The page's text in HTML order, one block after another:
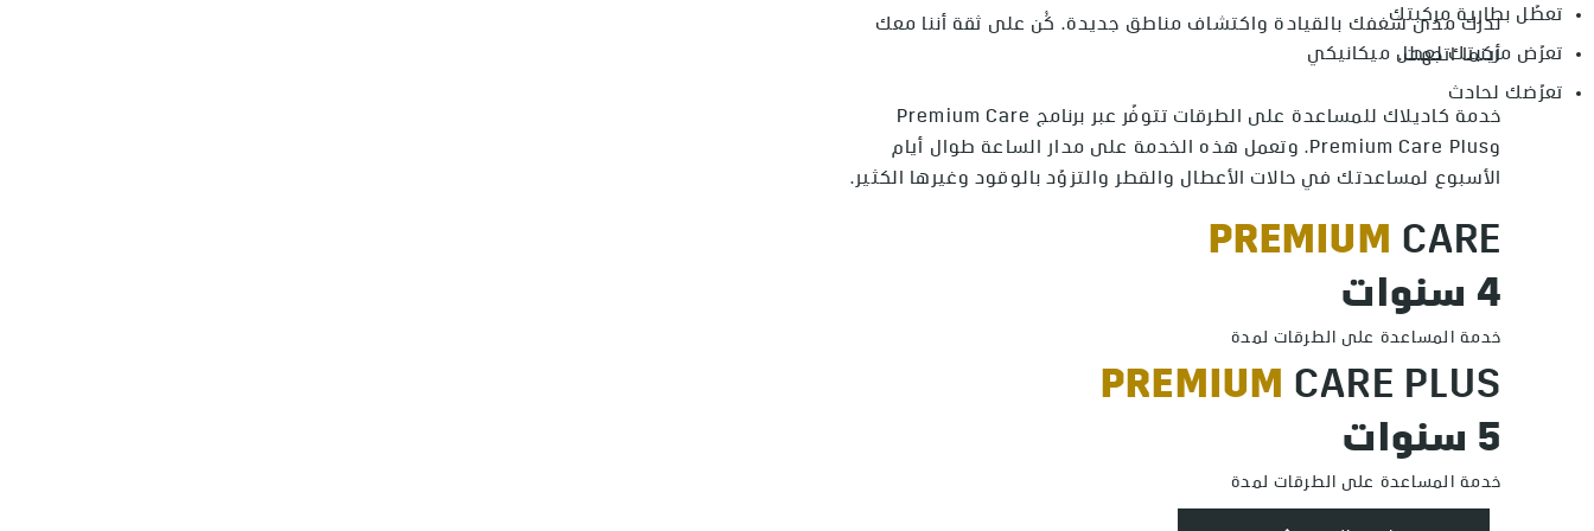
تعطّل بطارية مركبتك
تعرّض مركبتك لعطل ميكانيكي
تعرّضك لحادث
ندرك مدى شغفك بالقيادة واكتشاف مناطق جديدة. كُن على ثقة أننا معك
أينما اتجهت.
خدمة كاديلاك للمساعدة على الطرقات تتوفّر عبر برنامج Premium Care
وPremium Care Plus. وتعمل هذه الخدمة على مدار الساعة طوال أيام
الأسبوع لمساعدتك في حالات الأعطال والقطر والتزوّد بالوقود وغيرها الكثير.
PREMIUM CARE
4 سنوات
خدمة المساعدة على الطرقات لمدة
PREMIUM CARE PLUS
5 سنوات
خدمة المساعدة على الطرقات لمدة